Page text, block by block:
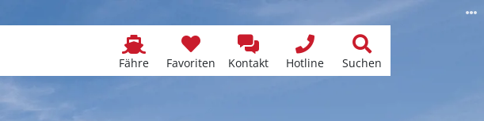
Fähre Favoriten Kontakt Hotline Suchen